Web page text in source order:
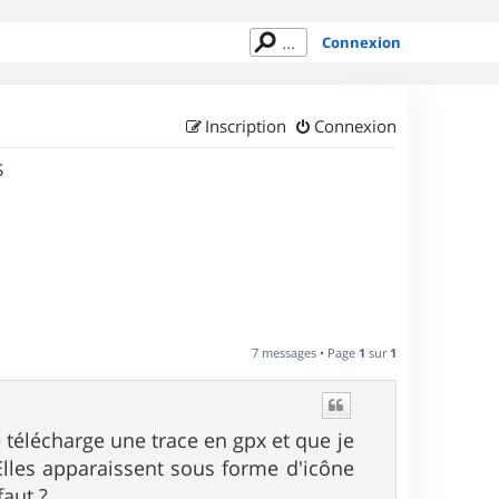
Connexion
Connexion
Inscription
7 messages • Page 1 sur 1
une trace en gpx et que je
apparaissent sous forme d'icône